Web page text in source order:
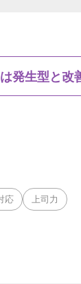
発生型と改
応 上司力